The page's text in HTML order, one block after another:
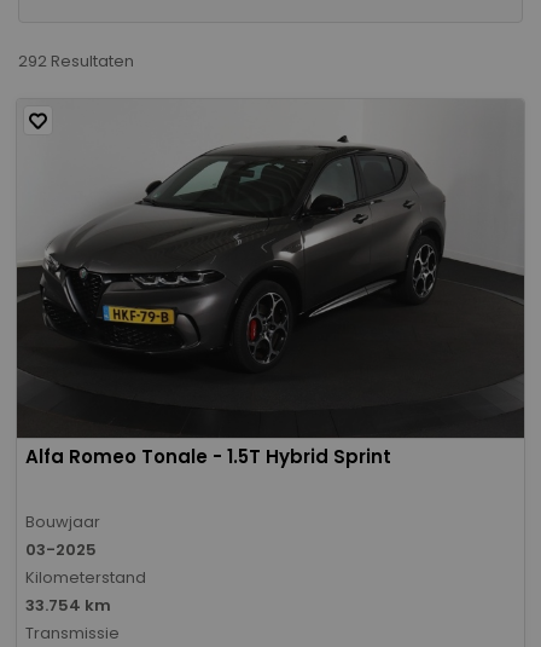
292 Resultaten
Alfa Romeo Tonale - 1.5T Hybrid Sprint
Bouwjaar
03-2025
Kilometerstand
33.754 km
Transmissie